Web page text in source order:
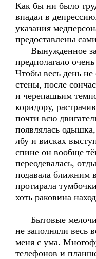
Как бы ни было
впадал в
указания
предоставлены
Вынужденное
предполагало
Чтобы весь день
стены, после
и черепашьим
коридору,
почти всю
появлялась
лбу и висках
спине он вообще
переодевалась,
подавала ближним
протирала
хоть раковина
Бытовые мелочи
не заполняли весь
меня с ума.
телефонов и